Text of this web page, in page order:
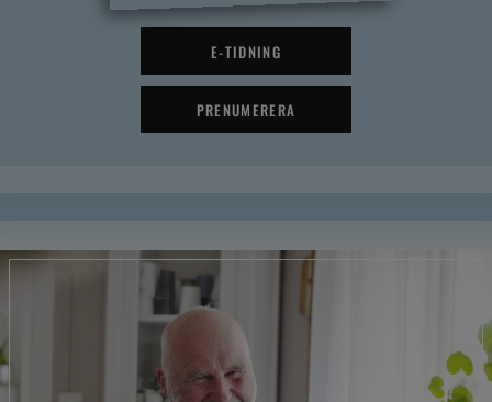
E-TIDNING
PRENUMERERA